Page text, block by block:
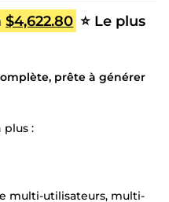
$4,622.80 ⭐ Le plus
prête à générer
plus :
multi-utilisateurs, multi-